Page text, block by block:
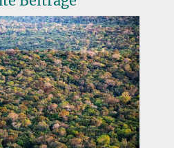
1076 AquaDiva (CRC AquaDiva)
Rolle des Wassers (Aqua) und
bei der Entwicklung der
und der Funktionen des
Zone der Erde, der unterhalb